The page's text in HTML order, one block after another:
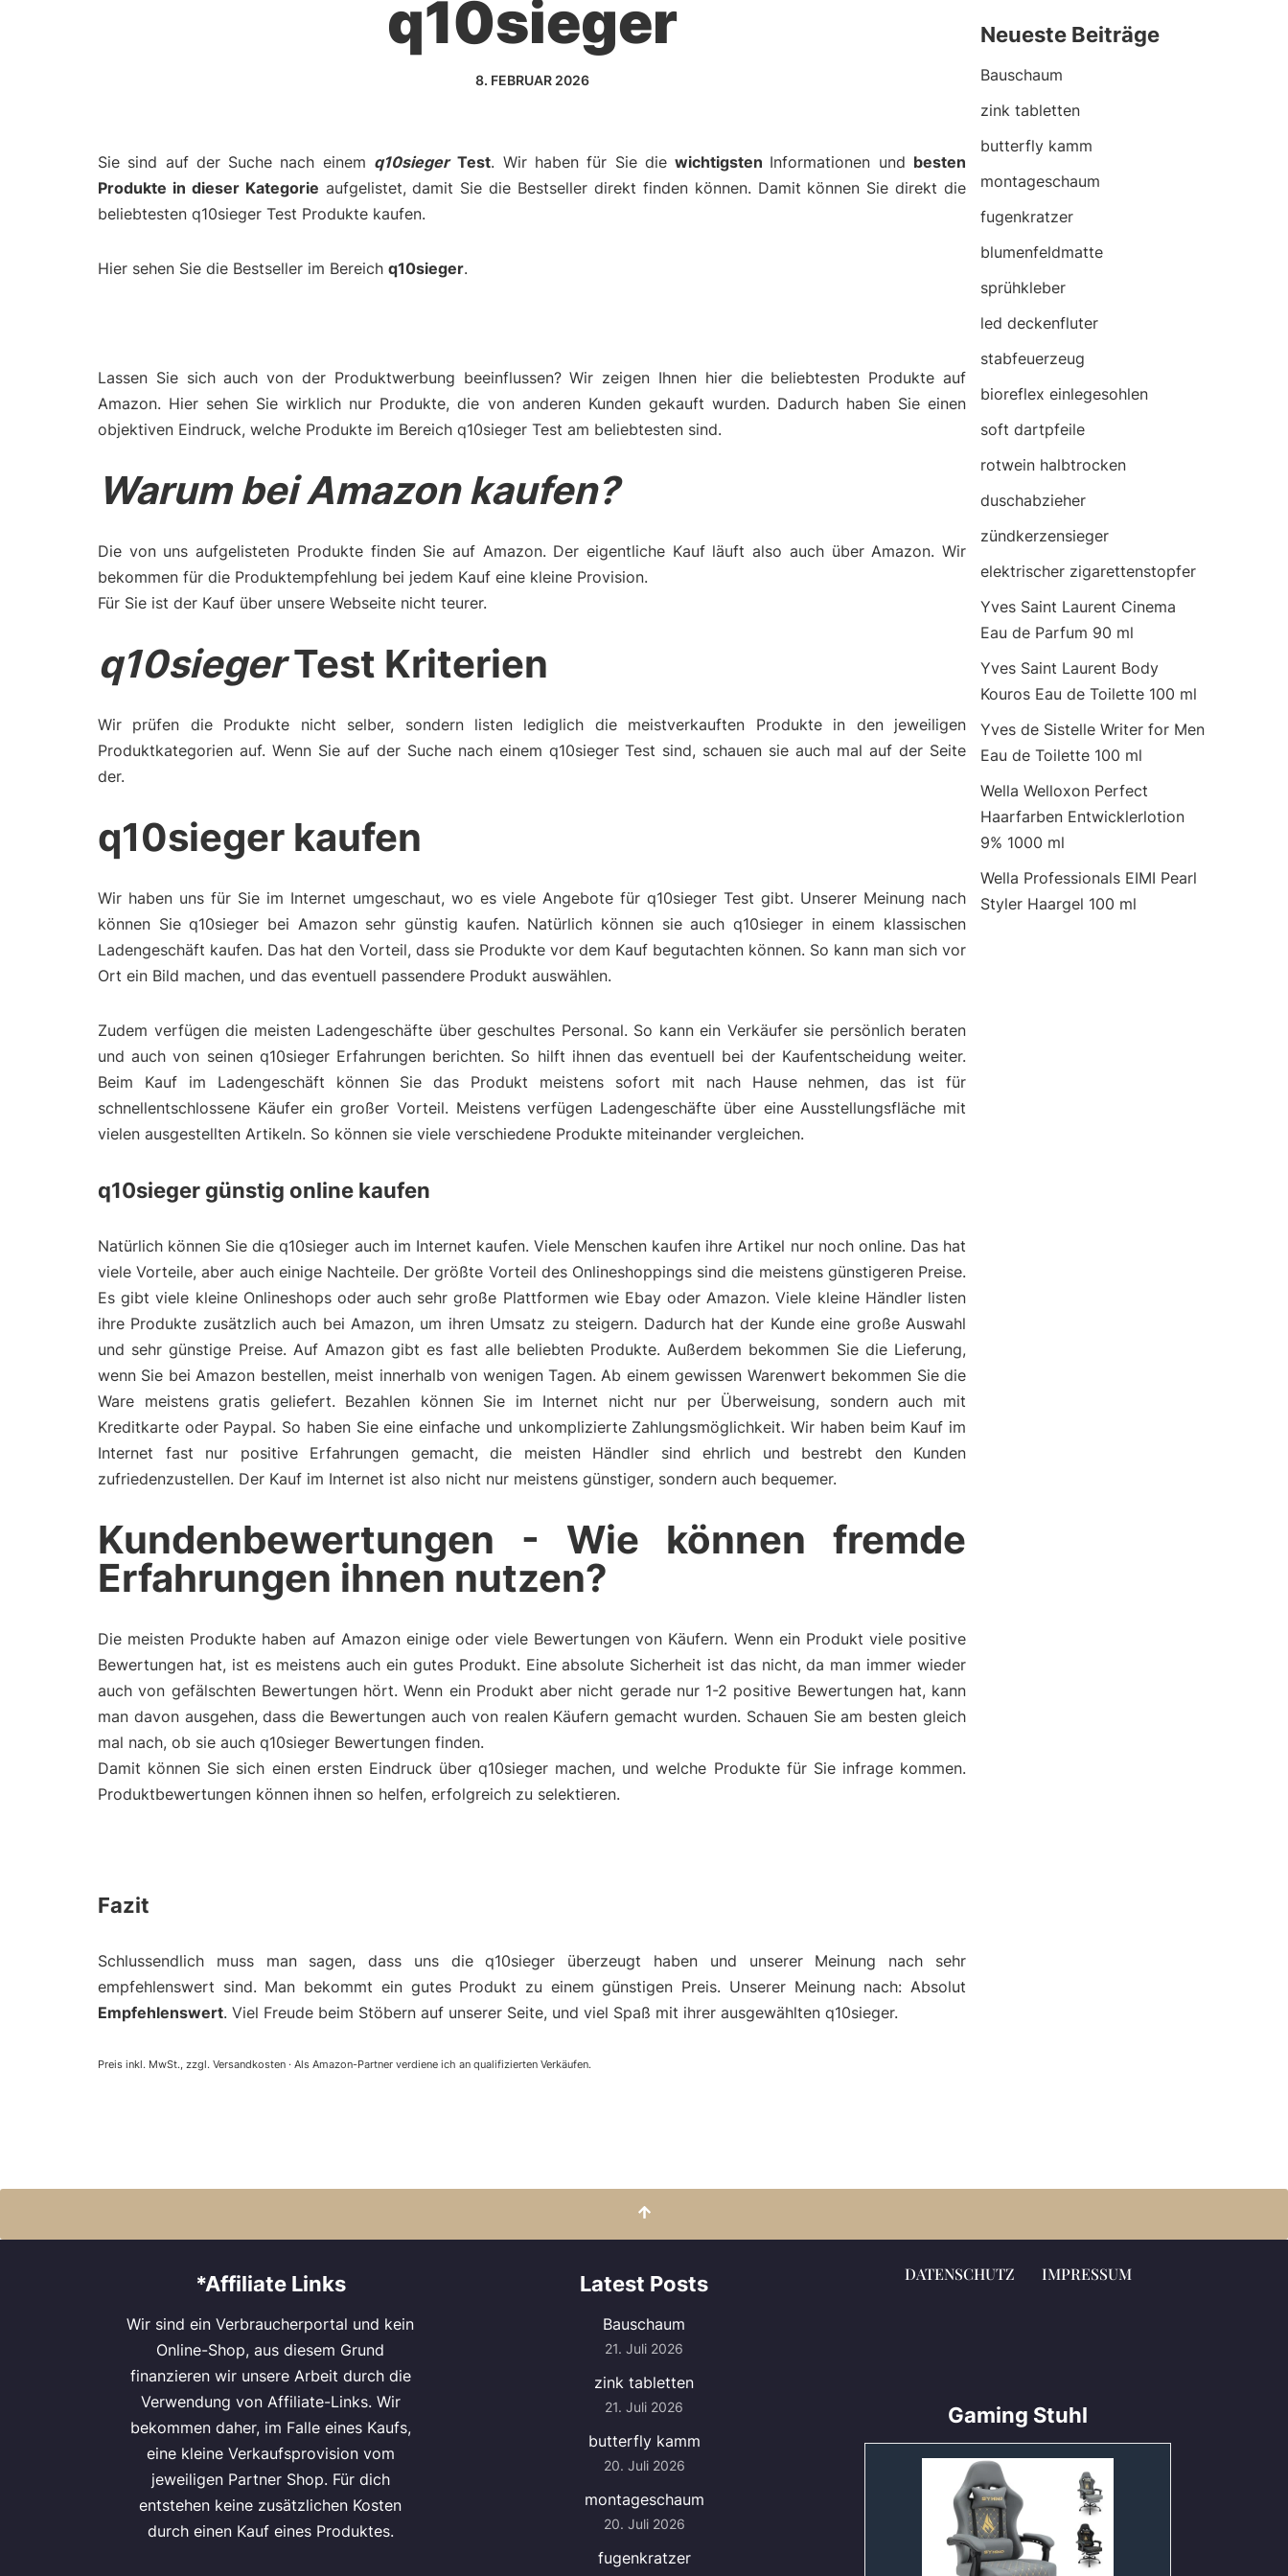
q10sieger
8. FEBRUAR 2026
Sie sind auf der Suche nach einem q10sieger Test. Wir haben für Sie diewichtigsten Informationen und besten
Produkte in dieser Kategorie aufgelistet, damit Sie die Bestseller direkt finden können. Damit können Sie direkt die
beliebtesten q10sieger Test Produkte kaufen.
Hier sehen Sie die Bestseller im Bereich q10sieger.
Lassen Sie sich auch von der Produktwerbung beeinflussen? Wir zeigen Ihnen hier die beliebtesten Produkte auf
Amazon. Hier sehen Sie wirklich nur Produkte, die von anderen Kunden gekauft wurden. Dadurch haben Sie einen
objektiven Eindruck, welche Produkte im Bereich q10sieger Test am beliebtesten sind.
Warum bei Amazon kaufen?
Die von uns aufgelisteten Produkte finden Sie auf Amazon. Der eigentliche Kauf läuft also auch über Amazon. Wir
bekommen für die Produktempfehlung bei jedem Kauf eine kleine Provision.
Für Sie ist der Kauf über unsere Webseite nicht teurer.
q10siegerTest Kriterien
Wir prüfen die Produkte nicht selber, sondern listen lediglich die meistverkauften Produkte in den jeweiligen
Produktkategorien auf. Wenn Sie auf der Suche nach einem q10sieger Test sind, schauen sie auch mal auf der Seite
der.
q10sieger kaufen
Wir haben uns für Sie im Internet umgeschaut, wo es viele Angebote für q10sieger Test gibt. Unserer Meinung nach
können Sie q10sieger bei Amazon sehr günstig kaufen. Natürlich können sie auch q10sieger in einem klassischen
Ladengeschäft kaufen. Das hat den Vorteil, dass sie Produkte vor dem Kauf begutachten können. So kann man sich vor
Ort ein Bild machen, und das eventuell passendere Produkt auswählen.
Zudem verfügen die meisten Ladengeschäfte über geschultes Personal. So kann ein Verkäufer sie persönlich beraten
und auch von seinen q10sieger Erfahrungen berichten. So hilft ihnen das eventuell bei der Kaufentscheidung weiter.
Beim Kauf im Ladengeschäft können Sie das Produkt meistens sofort mit nach Hause nehmen, das ist für
schnellentschlossene Käufer ein großer Vorteil. Meistens verfügen Ladengeschäfte über eine Ausstellungsfläche mit
vielen ausgestellten Artikeln. So können sie viele verschiedene Produkte miteinander vergleichen.
q10sieger günstig online kaufen
Natürlich können Sie die q10sieger auch im Internet kaufen. Viele Menschen kaufen ihre Artikel nur noch online. Das hat
viele Vorteile, aber auch einige Nachteile. Der größte Vorteil des Onlineshoppings sind die meistens günstigeren Preise.
Es gibt viele kleine Onlineshops oder auch sehr große Plattformen wie Ebay oder Amazon. Viele kleine Händler listen
ihre Produkte zusätzlich auch bei Amazon, um ihren Umsatz zu steigern. Dadurch hat der Kunde eine große Auswahl
und sehr günstige Preise. Auf Amazon gibt es fast alle beliebten Produkte. Außerdem bekommen Sie die Lieferung,
wenn Sie bei Amazon bestellen, meist innerhalb von wenigen Tagen. Ab einem gewissen Warenwert bekommen Sie die
Ware meistens gratis geliefert. Bezahlen können Sie im Internet nicht nur per Überweisung, sondern auch mit
Kreditkarte oder Paypal. So haben Sie eine einfache und unkomplizierte Zahlungsmöglichkeit. Wir haben beim Kauf im
Internet fast nur positive Erfahrungen gemacht, die meisten Händler sind ehrlich und bestrebt den Kunden
zufriedenzustellen. Der Kauf im Internet ist also nicht nur meistens günstiger, sondern auch bequemer.
Kundenbewertungen - Wie können fremde
Erfahrungen ihnen nutzen?
Die meisten Produkte haben auf Amazon einige oder viele Bewertungen von Käufern. Wenn ein Produkt viele positive
Bewertungen hat, ist es meistens auch ein gutes Produkt. Eine absolute Sicherheit ist das nicht, da man immer wieder
auch von gefälschten Bewertungen hört. Wenn ein Produkt aber nicht gerade nur 1-2 positive Bewertungen hat, kann
man davon ausgehen, dass die Bewertungen auch von realen Käufern gemacht wurden. Schauen Sie am besten gleich
mal nach, ob sie auch q10sieger Bewertungen finden.
Damit können Sie sich einen ersten Eindruck über q10sieger machen, und welche Produkte für Sie infrage kommen.
Produktbewertungen können ihnen so helfen, erfolgreich zu selektieren.
Fazit
Schlussendlich muss man sagen, dass uns die q10sieger überzeugt haben und unserer Meinung nach sehr
empfehlenswert sind. Man bekommt ein gutes Produkt zu einem günstigen Preis. Unserer Meinung nach: Absolut
Empfehlenswert. Viel Freude beim Stöbern auf unserer Seite, und viel Spaß mit ihrer ausgewählten q10sieger.
Preis inkl. MwSt., zzgl. Versandkosten · Als Amazon-Partner verdiene ich an qualifizierten Verkäufen.
Neueste Beiträge
Bauschaum
zink tabletten
butterfly kamm
montageschaum
fugenkratzer
blumenfeldmatte
sprühkleber
led deckenfluter
stabfeuerzeug
bioreflex einlegesohlen
soft dartpfeile
rotwein halbtrocken
duschabzieher
zündkerzensieger
elektrischer zigarettenstopfer
Yves Saint Laurent Cinema
Eau de Parfum 90 ml
Yves Saint Laurent Body
Kouros Eau de Toilette 100 ml
Yves de Sistelle Writer for Men
Eau de Toilette 100 ml
Wella Welloxon Perfect
Haarfarben Entwicklerlotion
9% 1000 ml
Wella Professionals EIMI Pearl
Styler Haargel 100 ml
*Affiliate Links
Wir sind ein Verbraucherportal und kein
Online-Shop, aus diesem Grund
finanzieren wir unsere Arbeit durch die
Verwendung von Affiliate-Links. Wir
bekommen daher, im Falle eines Kaufs,
eine kleine Verkaufsprovision vom
jeweiligen Partner Shop. Für dich
entstehen keine zusätzlichen Kosten
durch einen Kauf eines Produktes.
Latest Posts
Bauschaum
21. Juli 2026
zink tabletten
21. Juli 2026
butterfly kamm
20. Juli 2026
montageschaum
20. Juli 2026
fugenkratzer
DATENSCHUTZ IMPRESSUM
Gaming Stuhl